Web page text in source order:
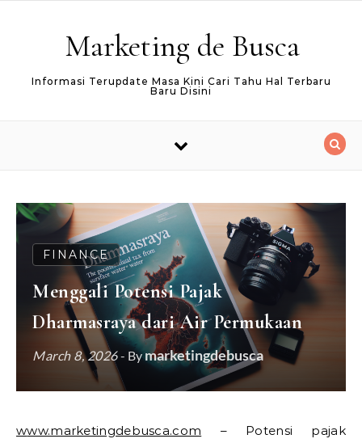
Marketing de Busca
Informasi Terupdate Masa Kini Cari Tahu Hal Terbaru
Baru Disini
FINANCE
Menggali Potensi Pajak
Dharmasraya dari Air Permukaan
March 8, 2026- Bymarketingdebusca
www.marketingdebusca.com – Potensi pajak